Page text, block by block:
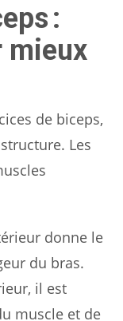
:
mieux
de biceps,
Les
donne le
du bras.
il est
muscle et de